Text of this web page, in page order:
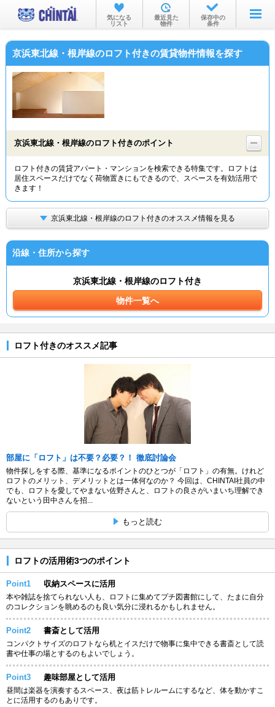
お部屋を探す
沿線・駅から
物件特集から
TOP
気になる
リスト
最近見た
物件
保存中の
条件
京浜東北線・根岸線のロフト付きの賃貸物件情報を探す
京浜東北線・根岸線のロフト付きのポイント
ロフト付きの賃貸アパート・マンションを検索できる特集です。ロフトは
居住スペースだけでなく荷物置きにもできるので、スペースを有効活用で
きます！
京浜東北線・根岸線のロフト付きのオススメ情報を見る
沿線・住所から探す
京浜東北線・根岸線のロフト付き
物件一覧へ
ロフト付きのオススメ記事
部屋に「ロフト」は不要？必要？！ 徹底討論会
物件探しをする際、基準になるポイントのひとつが「ロフト」の有無。けれど
ロフトのメリット、デメリットとは一体何なのか？ 今回は、CHINTAI社員の中
でも、ロフトを愛してやまない佐野さんと、ロフトの良さがいまいち理解でき
ないという田中さんを招...
もっと読む
ロフトの活用術3つのポイント
Point1 収納スペースに活用
本や雑誌を捨てられない人も、ロフトに集めてプチ図書館にして、たまに自分
のコレクションを眺めるのも良い気分に浸れるかもしれません。
Point2 書斎として活用
コンパクトサイズのロフトなら机とイスだけで物事に集中できる書斎として読
書や仕事の場とするのもよいでしょう。
Point3 趣味部屋として活用
昼間は楽器を演奏するスペース、夜は筋トレルームにするなど、体を動かすこ
とに活用するのもありです。